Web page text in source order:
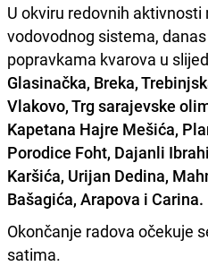
U okviru redovnih aktivnosti
vodovodnog sistema,
popravkama kvarova u
Glasinačka, Breka,
Vlakovo, Trg sarajevske
Kapetana Hajre Mešića,
Porodice Foht, Dajanli
Karšića, Urijan Dedina,
Bašagića, Arapova i Carina.
Okončanje radova očekuje
satima.